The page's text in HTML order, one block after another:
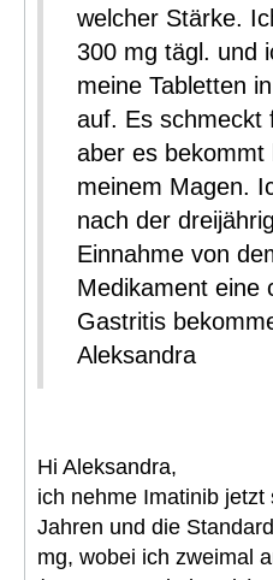
welcher Stärke.
300 mg tägl. und
meine Tabletten
auf. Es schmeckt
aber es bekommt
meinem Magen.
nach der
Einnahme von
Medikament eine
Gastritis
Aleksandra
Hi Aleksandra,
ich nehme Imatinib jetzt
Jahren und die
mg, wobei ich zweimal